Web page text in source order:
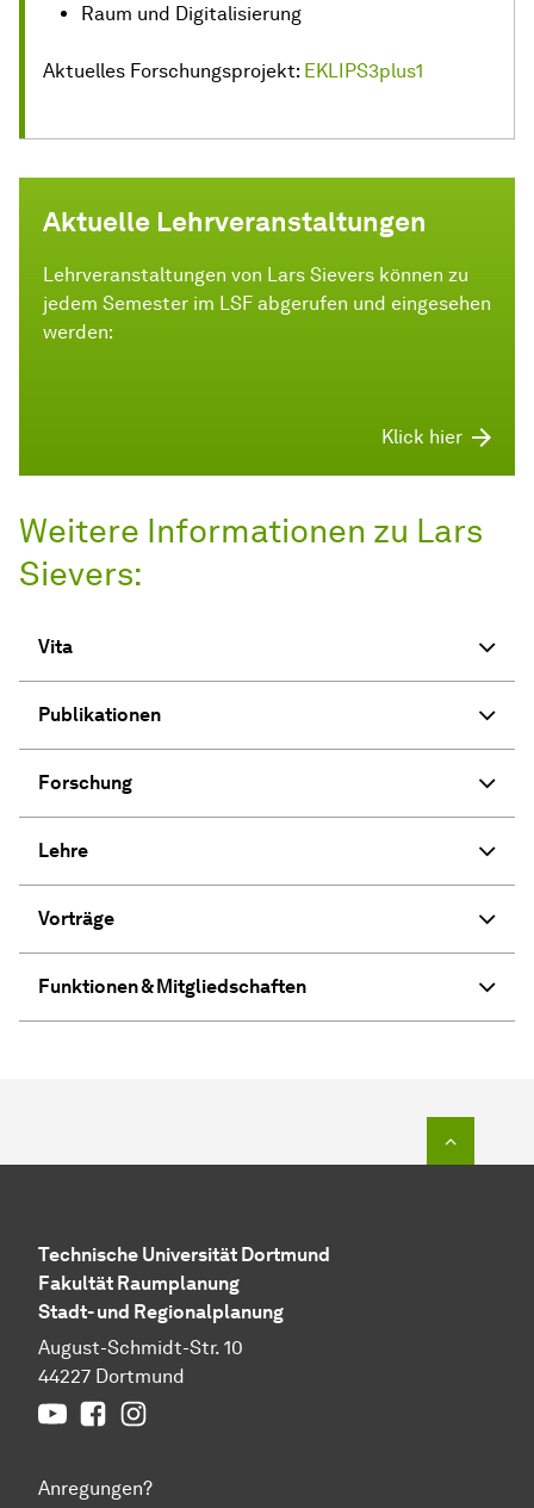
Raum und Digitalisierung
Aktuelles Forschungsprojekt: EKLIPS3plus1
Aktuelle Lehrveranstaltungen
Lehrveranstaltungen von Lars Sievers können zu
jedem Semester im LSF abgerufen und eingesehen
werden:
Klick hier
Weitere Informationen zu Lars
Sievers:
Vita
Publikationen
Forschung
Lehre
Vorträge
Funktionen & Mitgliedschaften
Technische Universität Dortmund
Fakultät Raumplanung
Stadt- und Regionalplanung
August-Schmidt-Str. 10
44227 Dortmund
YouTubeFacebook
Anregungen?